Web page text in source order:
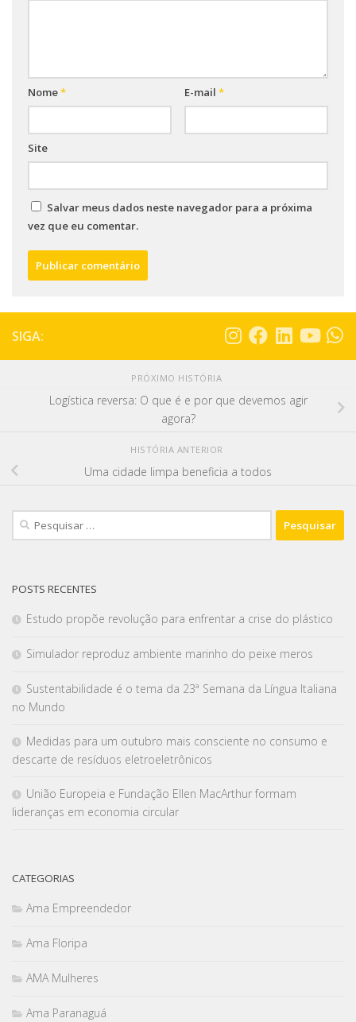
Nome* E-mail *
Site
Salvar meus dados neste navegador para a próxima
vez que eu comentar.
SIGA:
PRÓXIMO HISTÓRIA
Logística reversa: O que é e por que devemos agir
agora?
HISTÓRIA ANTERIOR
Uma cidade limpa beneficia a todos
POSTS RECENTES
Estudo propõe revolução para enfrentar a crise do plástico
Simulador reproduz ambiente marinho do peixe meros
Sustentabilidade é o tema da 23ª Semana da Língua Italiana
no Mundo
Medidas para um outubro mais consciente no consumo e
descarte de resíduos eletroeletrônicos
União Europeia e Fundação Ellen MacArthur formam
lideranças em economia circular
CATEGORIAS
Ama Empreendedor
Ama Floripa
AMA Mulheres
Ama Paranaguá